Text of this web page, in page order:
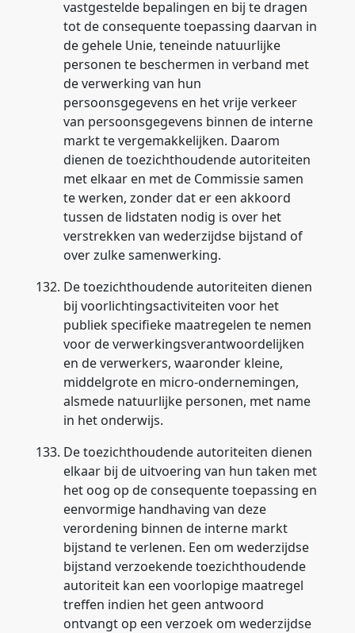
vastgestelde bepalingen en bij te dragen
tot de consequente toepassing daarvan in
de gehele Unie, teneinde natuurlijke
personen te beschermen in verband met
de verwerking van hun
persoonsgegevens en het vrije verkeer
van persoonsgegevens binnen de interne
markt te vergemakkelijken. Daarom
dienen de toezichthoudende autoriteiten
met elkaar en met de Commissie samen
te werken, zonder dat er een akkoord
tussen de lidstaten nodig is over het
verstrekken van wederzijdse bijstand of
over zulke samenwerking.
132. De toezichthoudende autoriteiten dienen
bij voorlichtingsactiviteiten voor het
publiek specifieke maatregelen te nemen
voor de verwerkingsverantwoordelijken
en de verwerkers, waaronder kleine,
middelgrote en micro-ondernemingen,
alsmede natuurlijke personen, met name
in het onderwijs.
133. De toezichthoudende autoriteiten dienen
elkaar bij de uitvoering van hun taken met
het oog op de consequente toepassing en
eenvormige handhaving van deze
verordening binnen de interne markt
bijstand te verlenen. Een om wederzijdse
bijstand verzoekende toezichthoudende
autoriteit kan een voorlopige maatregel
treffen indien het geen antwoord
ontvangt op een verzoek om wederzijdse